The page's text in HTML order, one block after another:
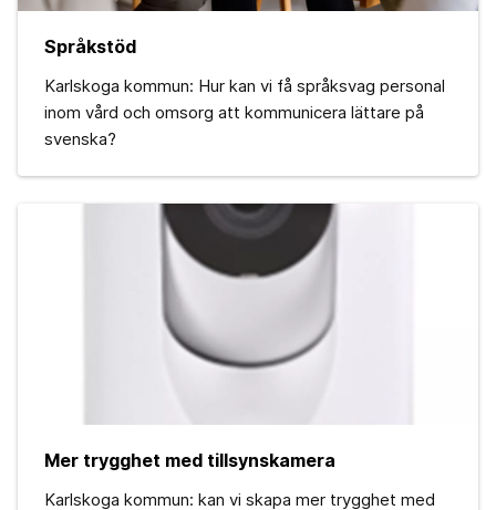
Språkstöd
Karlskoga kommun: Hur kan vi få språksvag personal
inom vård och omsorg att kommunicera lättare på
svenska?
Mer trygghet med tillsynskamera
Karlskoga kommun: kan vi skapa mer trygghet med